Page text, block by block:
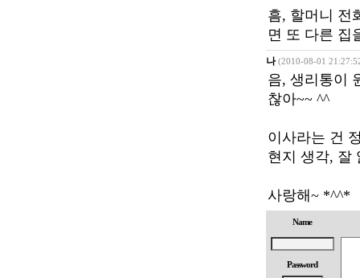
흠, 할머니 전
면 또 다른 집
나 (2010-08-01
음, 생리통이
찮아~~ ^^
이사라는 건
현지 생각, 잘
사랑해~ *^^*
Name
Password